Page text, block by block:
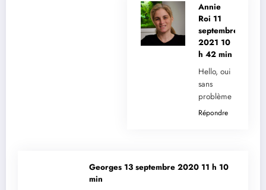
Annie
Roi 11
septembre
2021 10
h 42 min
Hello, oui
sans
problème
Répondre
Georges 13 septembre 2020 11 h 10
min